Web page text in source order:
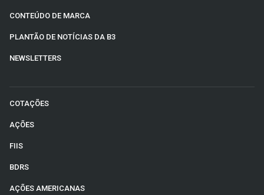
CONTEÚDO DE MARCA
PLANTÃO DE NOTÍCIAS DA B3
NEWSLETTERS
COTAÇÕES
AÇÕES
FIIS
BDRS
AÇÕES AMERICANAS